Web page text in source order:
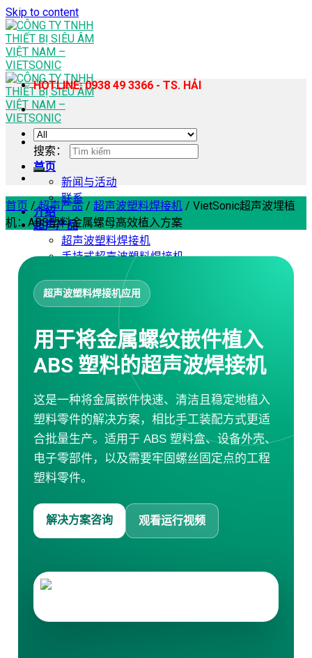
Skip to content
首页
新闻与活动
联系
介绍
超声产品
超声波塑料焊接机
手持式超声波塑料焊接机
超声波缝纫机
超声波均质提取机
超声波切割机
袋子生产线
超声波清洗机
金属超声波焊接机
企业培训
咨询 · 设计
机械加工
维修 · 保养
防水
应用视频
超声波缝纫机
超声波切割机
手持式超声波焊接机
超声波搅拌与提取设备
HOTLINE: 0938 49 3366 - TS. HẢI
搜索：
首页 / 超声产品 / 超声波塑料焊接机 / VietSonic超声波埋植
机：ABS塑料金属螺母高效植入方案
超声波塑料焊接机应用
用于将金属螺纹嵌件植入
ABS 塑料的超声波焊接机
这是一种将金属嵌件快速、清洁且稳定地植入
塑料零件的解决方案，相比手工装配方式更适
合批量生产。适用于 ABS 塑料盒、设备外壳、
电子零部件，以及需要牢固螺丝固定点的工程
塑料零件。
解决方案咨询 观看运行视频